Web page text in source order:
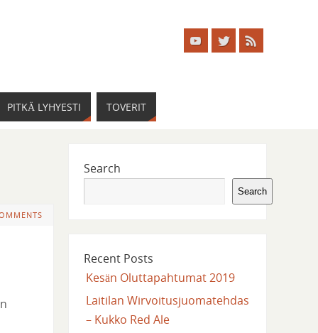
PITKÄ LYHYESTI TOVERIT
Search
Search
Recent Posts
Kesän Oluttapahtumat 2019
Laitilan Wirvoitusjuomatehdas
– Kukko Red Ale